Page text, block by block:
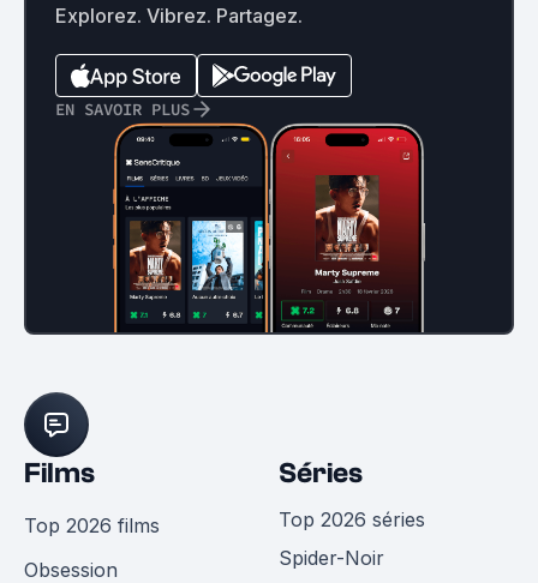
Explorez. Vibrez. Partagez.
EN SAVOIR PLUS
Films
Top 2026 films
Obsession
Séries
Top 2026 séries
Spider-Noir